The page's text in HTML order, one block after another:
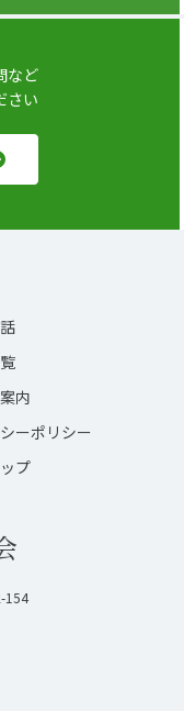
など
さい
内
ーポリシー
プ
154